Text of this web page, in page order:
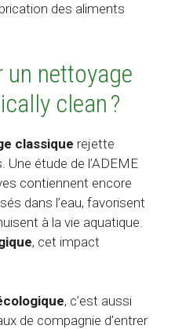
des aliments
un nettoyage
clean ?
classique rejette
étude de l’ADEME
contiennent encore
dans l’eau, favorisent
à la vie aquatique.
, cet impact
, c’est aussi
de compagnie d’entrer